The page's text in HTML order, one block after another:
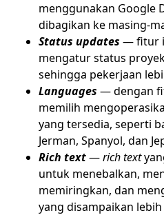
menggunakan Google
dibagikan ke masing-
Status updates — fitur
mengatur status
sehingga pekerjaan
Languages — dengan
memilih
yang tersedia, seperti
Jerman, Spanyol, dan
Rich text—rich text
untuk menebalkan,
memiringkan, dan
yang disampaikan lebih